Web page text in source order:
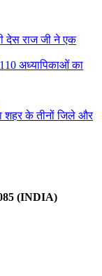
देस राज जी ने एक
अध्यापिकाओं का
शहर के तीनों जिले और
(INDIA)